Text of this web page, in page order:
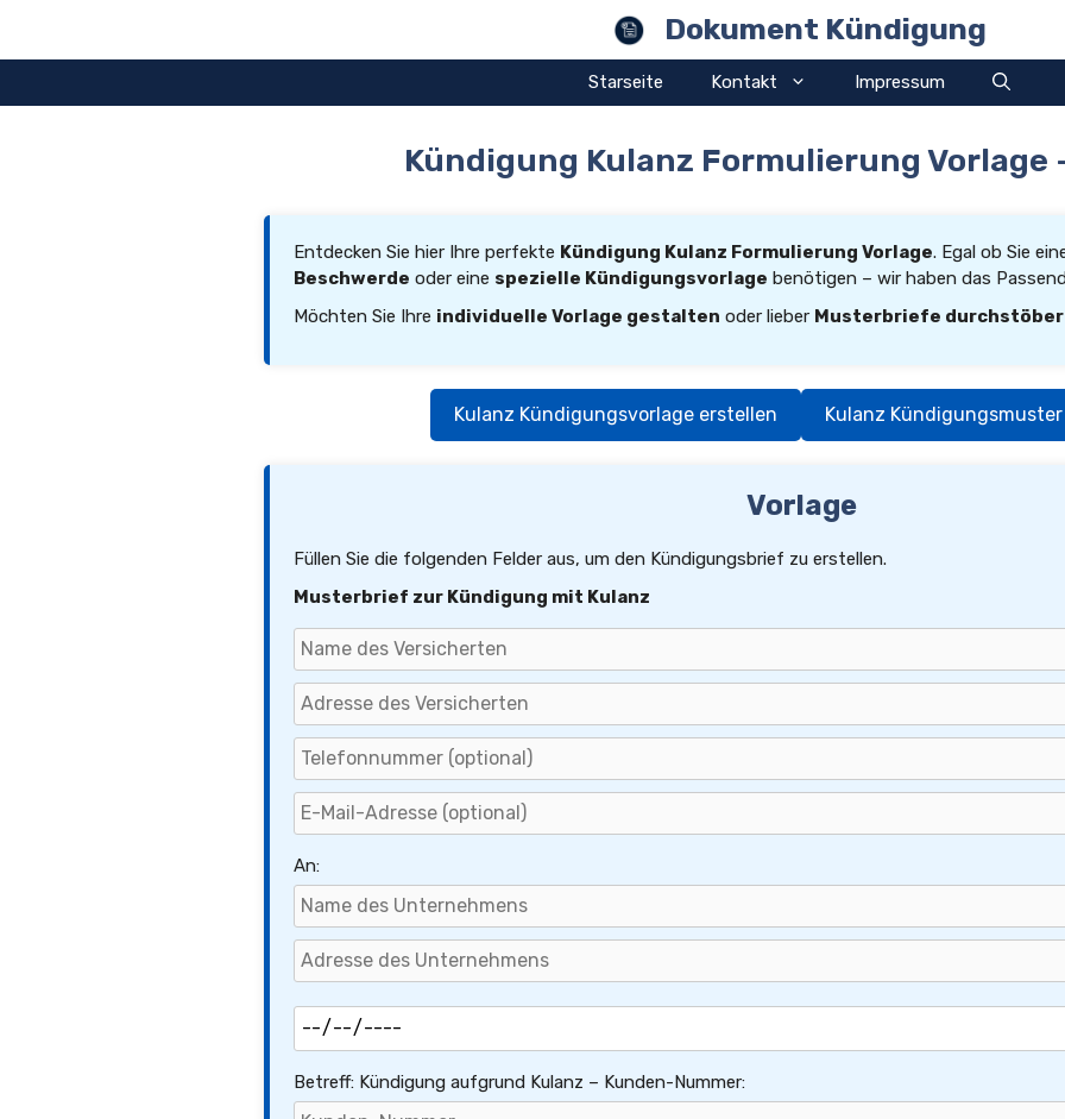
springen
Dokument Kündigung
Starseite Kontakt Impressum
Kündigung Kulanz Formulierung Vorlage
Entdecken Sie hier Ihre perfekte Kündigung Kulanz Formulierung Vorlage. Egal ob Sie
Beschwerde oder eine spezielle Kündigungsvorlage benötigen – wir haben das
Möchten Sie Ihre individuelle Vorlage gestalten oder lieber Musterbriefe
Kulanz Kündigungsvorlage erstellen Kulanz
Vorlage
Füllen Sie die folgenden Felder aus, um den Kündigungsbrief zu erstellen.
Musterbrief zur Kündigung mit Kulanz
An:
Betreff: Kündigung aufgrund Kulanz – Kunden-Nummer: